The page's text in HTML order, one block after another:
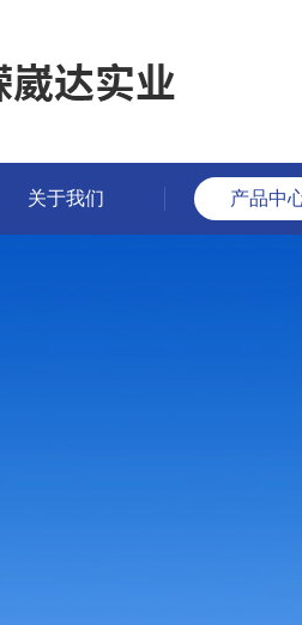
关于我们 产品中